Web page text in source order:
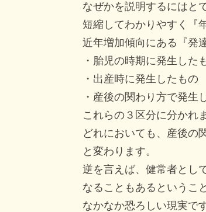
なぜかを説明するにはと
短縮してわかりやすく『
近年増加傾向にある『発
・胎児の時期に発生した
・出産時に発生したもの
・産後の関わり方で発生
これらの３区分に分かれ
どれにおいても、産後の
と変わります。
逆を言えば、健常者とし
なることもあるというこ
なかなか恐ろしい現実です